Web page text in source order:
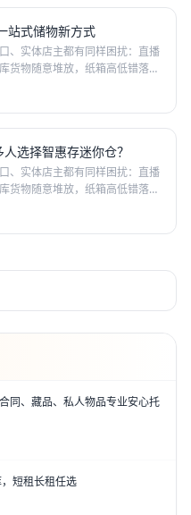
站式储物新方式
、实体店主都有同样困扰：直播
货物随意堆放，纸箱高低错落、
成品挤在一处。看似只是视觉脏
选择智惠存迷你仓？
、实体店主都有同样困扰：直播
货物随意堆放，纸箱高低错落、
成品挤在一处。看似只是视觉脏
同、藏品、私人物品专业安心托
短租长租任选